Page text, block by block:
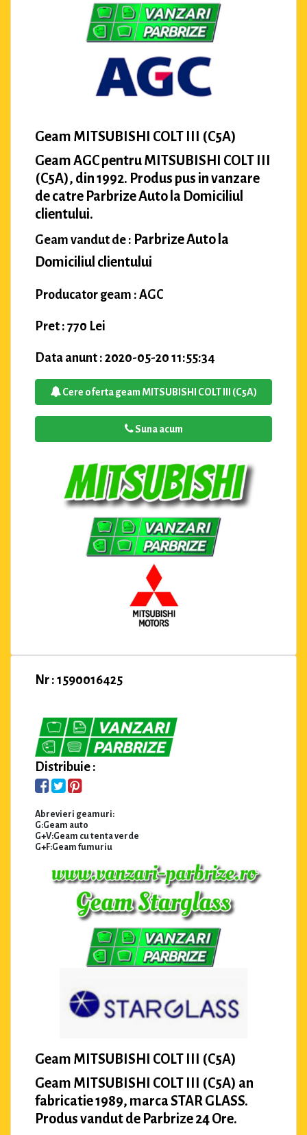
Geam MITSUBISHI COLT III (C5A)
Geam AGC pentru MITSUBISHI COLT III
(C5A), din 1992. Produs pus in vanzare
de catre Parbrize Auto la Domiciliul
clientului.
Geam vandut de : Parbrize Auto la
Domiciliul clientului
Producator geam : AGC
Pret : 770 Lei
Data anunt : 2020-05-20 11:55:34
Cere oferta geam MITSUBISHI COLT III (C5A)
Suna acum
Nr : 1590016425
Distribuie :
Abrevieri geamuri:
G:Geam auto
G+V:Geam cu tenta verde
G+F:Geam fumuriu
Geam MITSUBISHI COLT III (C5A)
Geam MITSUBISHI COLT III (C5A) an
fabricatie 1989, marca STAR GLASS.
Produs vandut de Parbrize 24 Ore.